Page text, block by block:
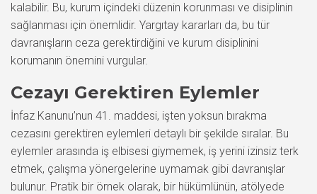
kalabilir. Bu, kurum içindeki düzenin korunması ve disiplinin
sağlanması için önemlidir. Yargıtay kararları da, bu tür
davranışların ceza gerektirdiğini ve kurum disiplinini
korumanın önemini vurgular.
Cezayı Gerektiren Eylemler
İnfaz Kanunu’nun 41. maddesi, işten yoksun bırakma
cezasını gerektiren eylemleri detaylı bir şekilde sıralar. Bu
eylemler arasında iş elbisesi giymemek, iş yerini izinsiz terk
etmek, çalışma yönergelerine uymamak gibi davranışlar
bulunur. Pratik bir örnek olarak, bir hükümlünün, atölyede